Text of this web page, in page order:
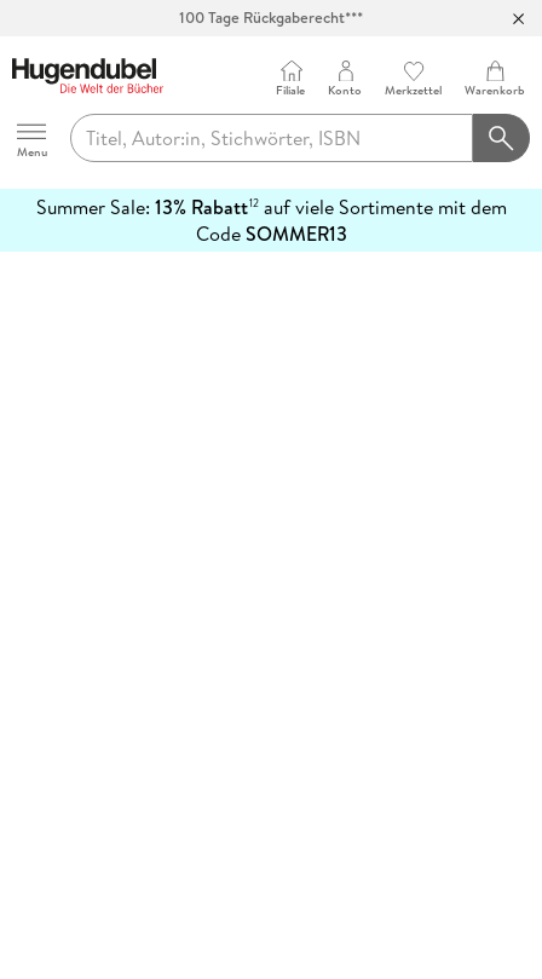
100 Tage Rückgaberecht***
Hugendubel
Menu
Filiale Konto Merkzettel Warenkorb
Summer Sale: 13% Rabatt12auf viele Sortimente mit dem
CodeSOMMER13
erfahren